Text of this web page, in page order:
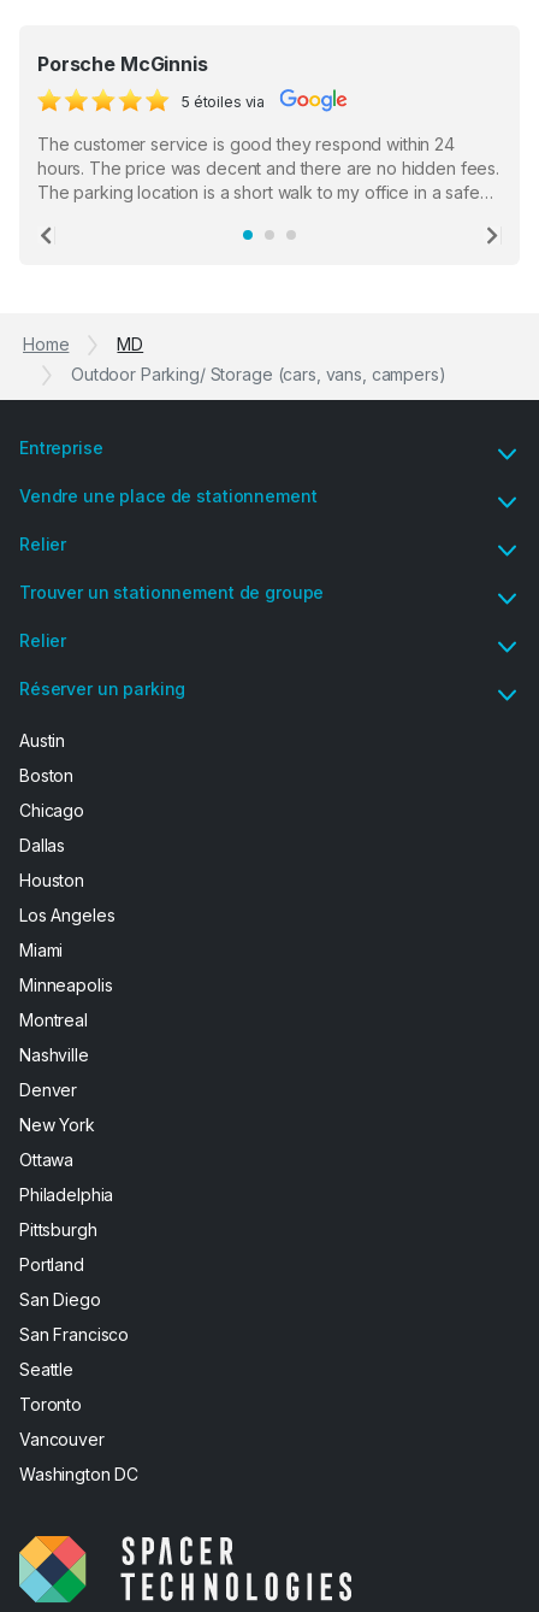
Porsche McGinnis
5 étoiles via
The customer service is good they respond within 24
hours. The price was decent and there are no hidden fees.
The parking location is a short walk to my office in a safe
the staff who serve as a third party in distributing the
Previous
Home
MD
Outdoor Parking/ Storage (cars, vans, campers)
Entreprise
Vendre une place de stationnement
Relier
Trouver un stationnement de groupe
Relier
Réserver un parking
Austin
Boston
Chicago
Dallas
Houston
Los Angeles
Miami
Minneapolis
Montreal
Nashville
Denver
New York
Ottawa
Philadelphia
Pittsburgh
Portland
San Diego
San Francisco
Seattle
Toronto
Vancouver
Washington DC